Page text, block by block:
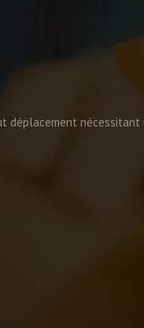
déplacement nécessitant